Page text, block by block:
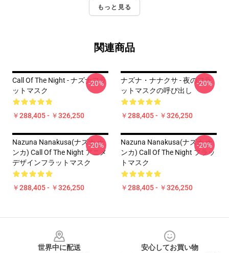
もっと見る
関連商品
Call Of The Night - ナズナフラ
ットマスク
￥288,405 - ￥326,250
-20%
ナズナ・ナナクサ - 夜のフラ
ットマスクの呼び出し
￥288,405 - ￥326,250
-20%
Nazuna Nanakusa(ナズナ ナ
ンカ) Call Of The Night アニメ
デザインフラットマスク
￥288,405 - ￥326,250
-20%
Nazuna Nanakusa(ナズナ ナ
ンカ) Call Of The Night フラッ
トマスク
￥288,405 - ￥326,250
-20%
世界中に配送
安心してお買い物